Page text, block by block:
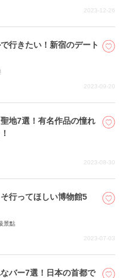
2023-12-26
行きたい！新宿のデート
2023-09-20
地7選！有名作品の憧れ
2023-08-30
そ行ってほしい博物館5
景點
2023-07-03
なバー7選！日本の首都で